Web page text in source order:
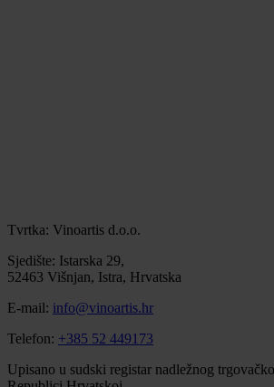
Tvrtka: Vinoartis d.o.o.
Sjedište: Istarska 29,
52463 Višnjan, Istra, Hrvatska
E-mail: info@vinoartis.hr
Telefon: +385 52 449173
Upisano u sudski registar nadležnog